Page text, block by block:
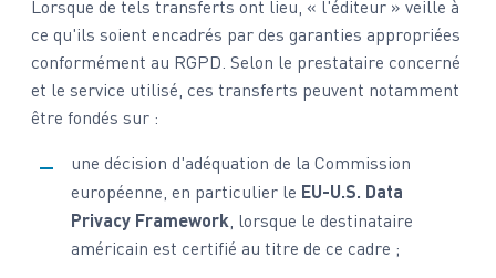
Lorsque de tels transferts ont lieu, « l'éditeur » veille à
ce qu'ils soient encadrés par des garanties appropriées
conformément au RGPD. Selon le prestataire concerné
et le service utilisé, ces transferts peuvent notamment
être fondés sur :
une décision d'adéquation de la Commission
européenne, en particulier le EU-U.S. Data
Privacy Framework, lorsque le destinataire
américain est certifié au titre de ce cadre ;